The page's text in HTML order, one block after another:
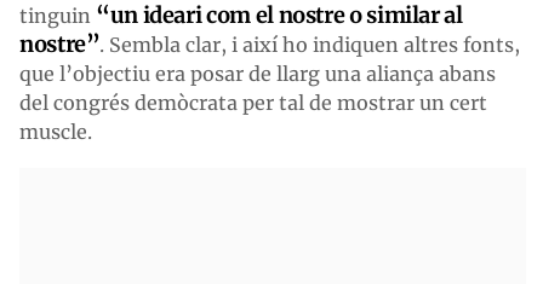
tinguin “un ideari com el nostre o similar al
nostre”. Sembla clar, i així ho indiquen altres fonts,
que l’objectiu era posar de llarg una aliança abans
del congrés demòcrata per tal de mostrar un cert
muscle.